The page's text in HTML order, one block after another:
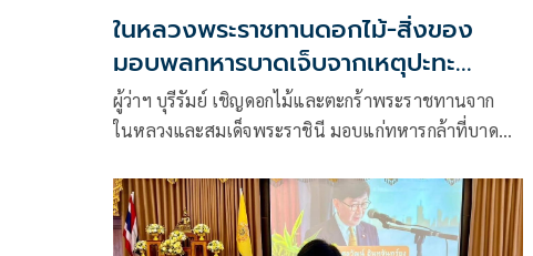
ในหลวงพระราชทานดอกไม้-สิ่งของ
มอบพลทหารบาดเจ็บจากเหตุปะทะ
ชายแดน
ผู้ว่าฯ บุรีรัมย์ เชิญดอกไม้และตะกร้าพระราชทานจาก
ในหลวงและสมเด็จพระราชินี มอบแก่ทหารกล้าที่บาด
ปฏิบัติภารกิจรักษาอธิปไตยชา